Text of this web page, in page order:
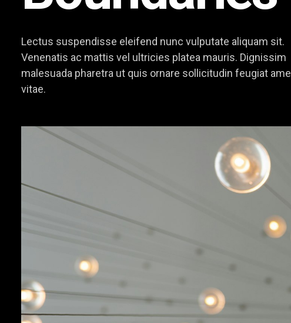
Lectus suspendisse eleifend nunc vulputate aliquam sit.
Venenatis ac mattis vel ultricies platea mauris. Dignissim
malesuada pharetra ut quis ornare sollicitudin feugiat
vitae.